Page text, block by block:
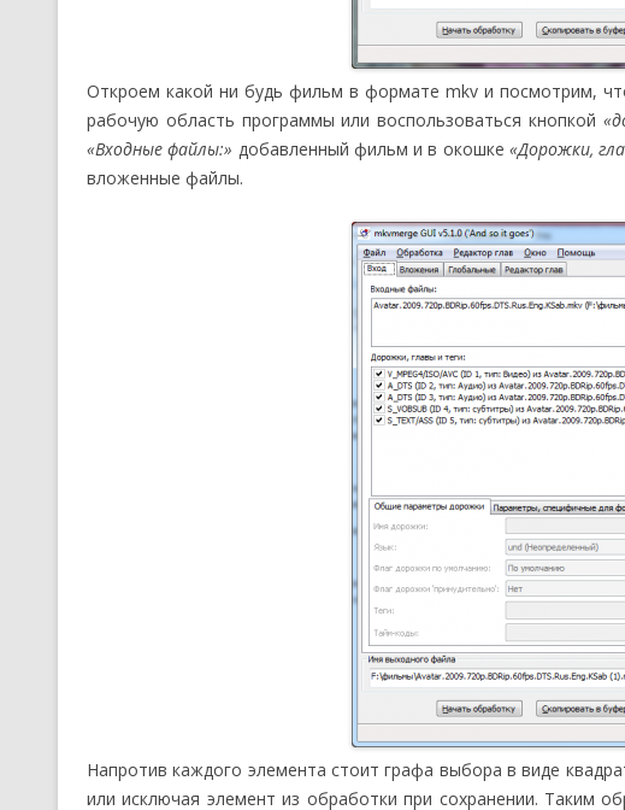
Откроем какой ни будь фильм в формате mkv и посмотрим,
рабочую область программы или воспользоваться кнопкой
«Входные файлы:» добавленный фильм и в окошке«Дорожки,
вложенные файлы.
Напротив каждого элемента стоит графа выбора в виде
или исключая элемент из обработки при сохранении. Таким